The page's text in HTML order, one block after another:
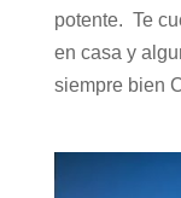
potente. Te
en casa y
siempre bien